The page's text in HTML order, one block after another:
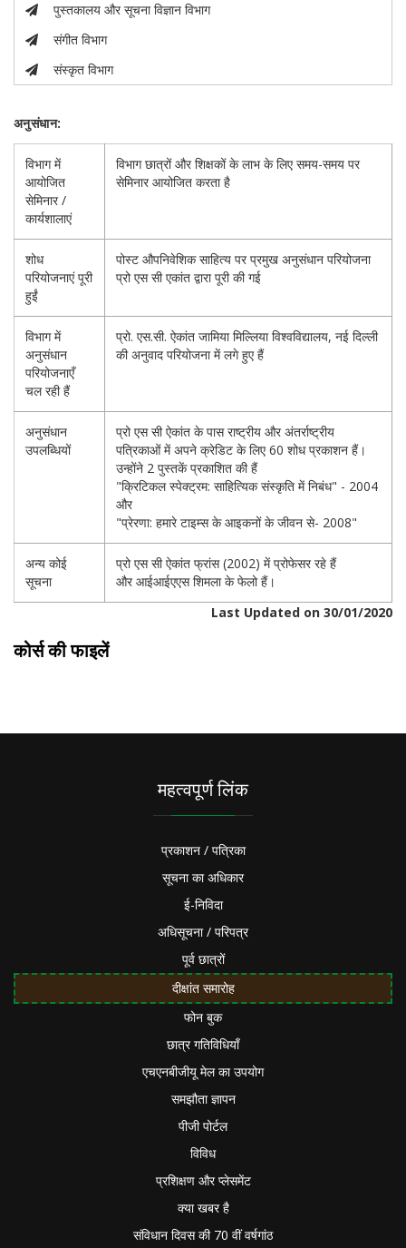
पुस्तकालय और सूचना विज्ञान विभाग
संगीत विभाग
संस्कृत विभाग
अनुसंधान:
विभाग में
आयोजित
सेमिनार /
कार्यशालाएं
विभाग छात्रों और शिक्षकों के लाभ के लिए समय-समय पर
सेमिनार आयोजित करता है
शोध
परियोजनाएं पूरी
हुईं
पोस्ट औपनिवेशिक साहित्य पर प्रमुख अनुसंधान परियोजना
प्रो एस सी एकांत द्वारा पूरी की गई
विभाग में
अनुसंधान
परियोजनाएँ
चल रही हैं
प्रो. एस.सी. ऐकांत जामिया मिल्लिया विश्वविद्यालय, नई दिल्ली
की अनुवाद परियोजना में लगे हुए हैं
अनुसंधान
उपलब्धियों
प्रो एस सी ऐकांत के पास राष्ट्रीय और अंतर्राष्ट्रीय
पत्रिकाओं में अपने क्रेडिट के लिए 60 शोध प्रकाशन हैं।
उन्होंने 2 पुस्तकें प्रकाशित की हैं
"क्रिटिकल स्पेक्ट्रम: साहित्यिक संस्कृति में निबंध" - 2004
और
"प्रेरणा: हमारे टाइम्स के आइकनों के जीवन से- 2008"
अन्य कोई
सूचना
प्रो एस सी ऐकांत फ्रांस (2002) में प्रोफेसर रहे हैं
और आईआईएएस शिमला के फेलो हैं।
Last Updated on 30/01/2020
कोर्स की फाइलें
महत्वपूर्ण लिंक
प्रकाशन / पत्रिका
सूचना का अधिकार
ई-निविदा
अधिसूचना / परिपत्र
पूर्व छात्रों
दीक्षांत समारोह
फोन बुक
छात्र गतिविधियाँ
एचएनबीजीयू मेल का उपयोग
समझौता ज्ञापन
पीजी पोर्टल
विविध
प्रशिक्षण और प्लेसमेंट
क्या खबर है
संविधान दिवस की 70 वीं वर्षगांठ